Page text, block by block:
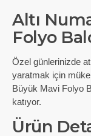
Altı
Folyo
Özel günlerinizde
yaratmak için
Büyük Mavi Folyo
katıyor.
Ürün